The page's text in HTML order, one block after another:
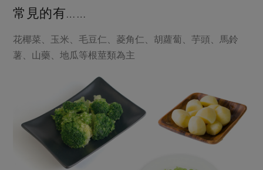
常見的有……
花椰菜、玉米、毛豆仁、菱角仁、胡蘿蔔、芋頭、馬鈴
薯、山藥、地瓜等根莖類為主